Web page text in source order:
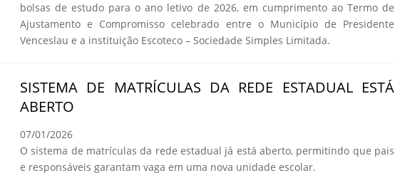
bolsas de estudo para o ano letivo de 2026, em cumprimento ao Termo de
Ajustamento e Compromisso celebrado entre o Município de Presidente
Venceslau e a instituição Escoteco – Sociedade Simples Limitada.
SISTEMA DE MATRÍCULAS DA REDE ESTADUAL ESTÁ
ABERTO
07/01/2026
O sistema de matrículas da rede estadual já está aberto, permitindo que pais
e responsáveis garantam vaga em uma nova unidade escolar.